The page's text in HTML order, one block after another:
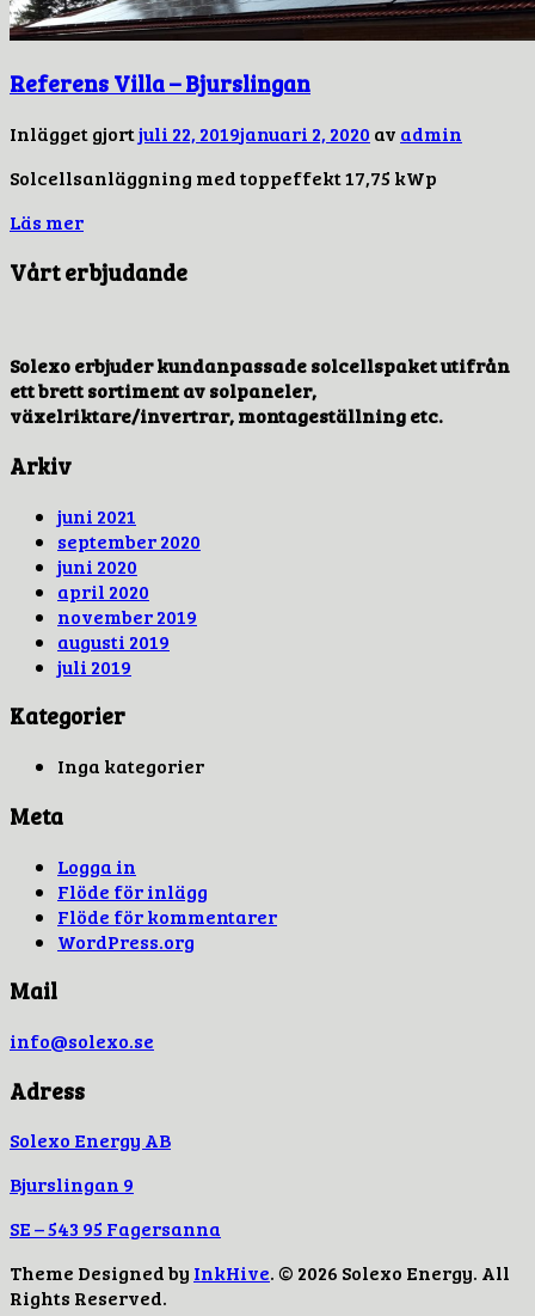
Referens Villa – Bjurslingan
Inlägget gjortjuli 22, 2019januari 2, 2020 av admin
Solcellsanläggning med toppeffekt 17,75 kWp
Läs mer
Vårt erbjudande
Solexo erbjuder kundanpassade solcellspaket utifrån
ett brett sortiment av solpaneler,
växelriktare/invertrar, montageställning etc.
Arkiv
juni 2021
september 2020
juni 2020
april 2020
november 2019
augusti 2019
juli 2019
Kategorier
Inga kategorier
Meta
Logga in
Flöde för inlägg
Flöde för kommentarer
WordPress.org
Mail
info@solexo.se
Adress
Solexo Energy AB
Bjurslingan 9
SE – 543 95 Fagersanna
Theme Designed by InkHive.© 2026 Solexo Energy. All
Rights Reserved.